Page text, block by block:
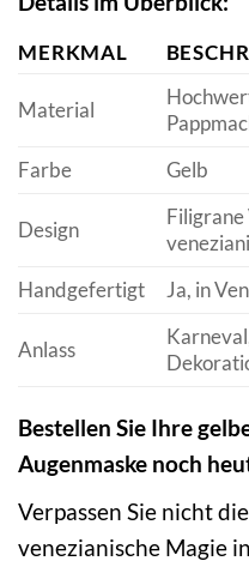
MERKMAL
Material
Farbe
Gelb
Design
Handgefertigt
Ja, in
Anlass
Bestellen Sie Ihre
Augenmaske noch
Verpassen Sie nicht
venezianische Magie